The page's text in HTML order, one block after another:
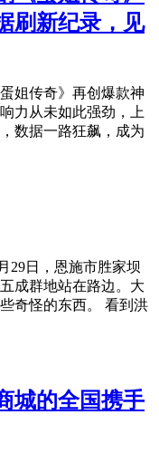
刷新纪录，见
姐传奇》再创爆款神
力从未如此强劲，上
数据一路狂飙，成为
29日，恩施市胜家坝
成群地站在路边。大
奇怪的东西。 看到洪
城的全国携手